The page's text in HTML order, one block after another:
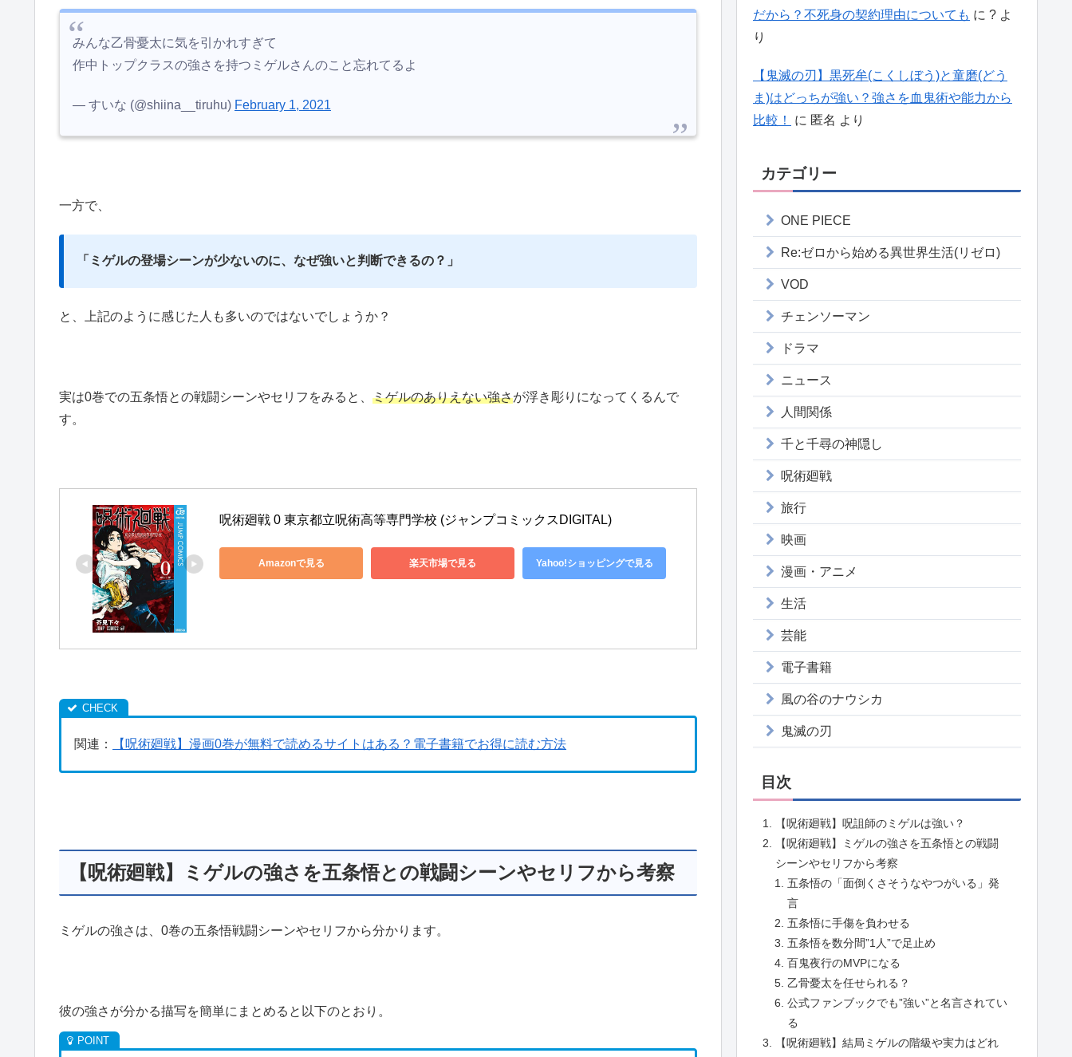
みんな乙骨憂太に気を引かれすぎて
作中トップクラスの強さを持つミゲルさんのこと忘れてるよ
— すいな (@shiina__tiruhu) February 1, 2021
一方で、
「ミゲルの登場シーンが少ないのに、なぜ強いと判断できるの？」
と、上記のように感じた人も多いのではないでしょうか？
実は0巻での五条悟との戦闘シーンやセリフをみると、 ミゲルのありえない強さが浮き彫りになってくるんで
す。
呪術廻戦 0 東京都立呪術高等専門学校 (ジャンプコミックスDIGITAL)
Amazonで見る 楽天市場で見る Yahoo!ショッピングで見る
関連： 【呪術廻戦】漫画0巻が無料で読めるサイトはある？電子書籍でお得に読む方法
【呪術廻戦】ミゲルの強さを五条悟との戦闘シーンやセリフから考察
ミゲルの強さは、0巻の五条悟戦闘シーンやセリフから分かります。
彼の強さが分かる描写を簡単にまとめると以下のとおり。
だから？不死身の契約理由についても に ? よ
り
【鬼滅の刃】黒死牟(こくしぼう)と童磨(どう
ま)はどっちが強い？強さを血鬼術や能力から
比較！
に 匿名 より
カテゴリー
ONE PIECE
Re:ゼロから始める異世界生活(リゼロ)
VOD
チェンソーマン
ドラマ
ニュース
人間関係
千と千尋の神隠し
呪術廻戦
旅行
映画
漫画・アニメ
生活
芸能
電子書籍
風の谷のナウシカ
鬼滅の刃
目次
【呪術廻戦】呪詛師のミゲルは強い？
【呪術廻戦】ミゲルの強さを五条悟との戦闘
シーンやセリフから考察
五条悟の「面倒くさそうなやつがいる」発
言
五条悟に手傷を負わせる
五条悟を数分間”1人”で足止め
百鬼夜行のMVPになる
乙骨憂太を任せられる？
公式ファンブックでも”強い”と名言されてい
る
【呪術廻戦】結局ミゲルの階級や実力はどれ